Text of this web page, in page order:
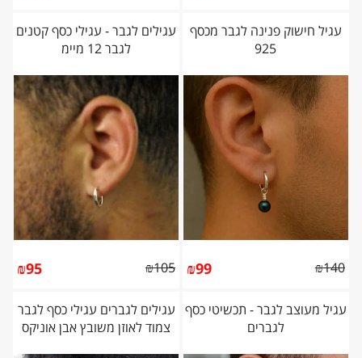
עגיל חישוק פנינה לגבר מכסף
925
₪140
₪99
עגילים לגבר - עגילי כסף קטנים
לגבר 12 מיימ
₪105
₪95
עגיל מעוצב לגבר - תכשיטי כסף
לגברים
עגילים לגברים עגילי כסף לגבר
צמוד לאוזן משובץ אבן אוניקס